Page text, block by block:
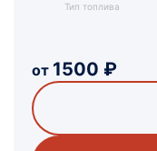
Тип топлива
от 1500 ₽